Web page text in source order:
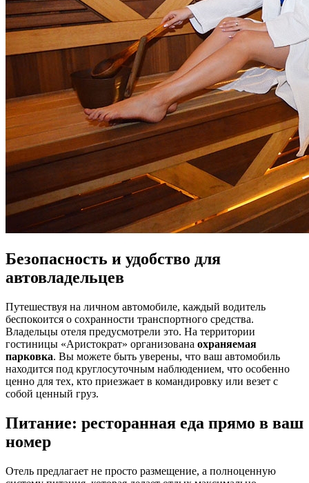
Безопасность и удобство для
автовладельцев
Путешествуя на личном автомобиле, каждый водитель
беспокоится о сохранности транспортного средства.
Владельцы отеля предусмотрели это. На территории
гостиницы «Аристократ» организована охраняемая
парковка. Вы можете быть уверены, что ваш автомобиль
находится под круглосуточным наблюдением, что особенно
ценно для тех, кто приезжает в командировку или везет с
собой ценный груз.
Питание: ресторанная еда прямо в ваш
номер
Отель предлагает не просто размещение, а полноценную